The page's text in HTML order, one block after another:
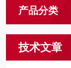
产品分类
技术文章